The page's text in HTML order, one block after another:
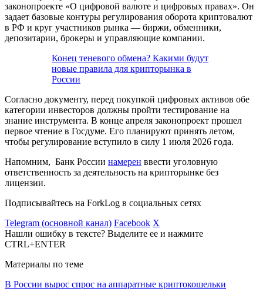
законопроекте «О цифровой валюте и цифровых правах». Он
задает базовые контуры регулирования оборота криптовалют
в РФ и круг участников рынка — биржи, обменники,
депозитарии, брокеры и управляющие компании.
Конец теневого обмена? Какими будут
новые правила для крипторынка в
России
Согласно документу, перед покупкой цифровых активов обе
категории инвесторов должны пройти тестирование на
знание инструмента. В конце апреля законопроект прошел
первое чтение в Госдуме. Его планируют принять летом,
чтобы регулирование вступило в силу 1 июля 2026 года.
Напомним, Банк России намерен ввести уголовную
ответственность за деятельность на крипторынке без
лицензии.
Подписывайтесь на ForkLog в социальных сетях
Telegram (основной канал) Facebook X
Нашли ошибку в тексте? Выделите ее и нажмите
CTRL+ENTER
Материалы по теме
В России вырос спрос на аппаратные криптокошельки